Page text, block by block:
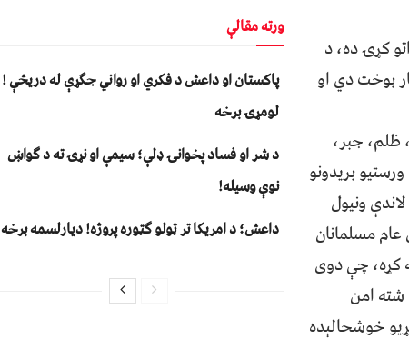
ورته مقالې
پاکستان او داعش د فکري او رواني جګړې له دریڅې !
لومړۍ برخه
د شر او فساد پخوانۍ ډلې؛ سیمې او نړۍ ته د ګواښ
نوې وسیله!
داعش؛ د امریکا تر ټولو ګټوره پروژه! دیارلسمه برخه
کړۍ ده، د
بوخت دي او
جبر،
بریدونو
ونیول
مسلمانان
کړه، چې دوی
امن
خوشحالېده